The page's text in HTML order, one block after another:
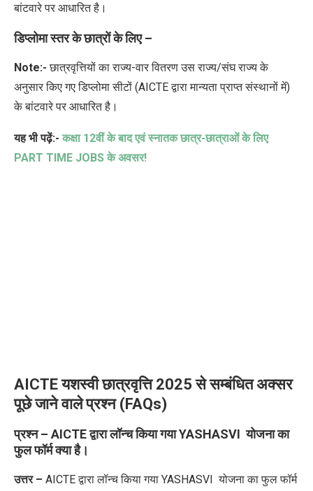
बांटवारे पर आधारित है।
डिप्लोमा स्तर के छात्रों के लिए –
Note:- छात्रवृत्तियों का राज्य-वार वितरण उस राज्य/संघ राज्य के
अनुसार किए गए डिप्लोमा सीटों (AICTE द्वारा मान्यता प्राप्त संस्थानों में)
के बांटवारे पर आधारित है।
यह भी पढ़ें:- कक्षा 12वीं के बाद एवं स्नातक छात्र-छात्राओं के लिए
PART TIME JOBS के अवसर!
AICTE यशस्वी छात्रवृत्ति 2025 से सम्बंधित अक्सर
पूछे जाने वाले प्रश्न (FAQs)
प्रश्न – AICTE द्वारा लॉन्च किया गया YASHASVI योजना का
फुल फॉर्म क्या है।
उत्तर – AICTE द्वारा लॉन्च किया गया YASHASVI योजना का फुल फॉर्म